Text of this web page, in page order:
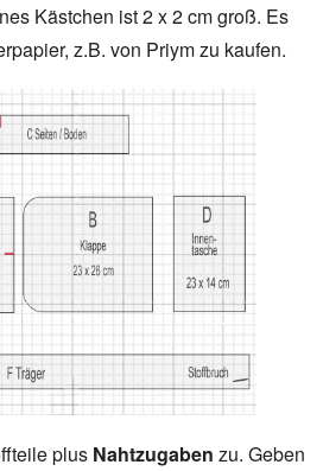
Kästchen ist 2 x 2 cm groß. Es
z.B. von Priym zu kaufen.
plus Nahtzugaben zu. Geben